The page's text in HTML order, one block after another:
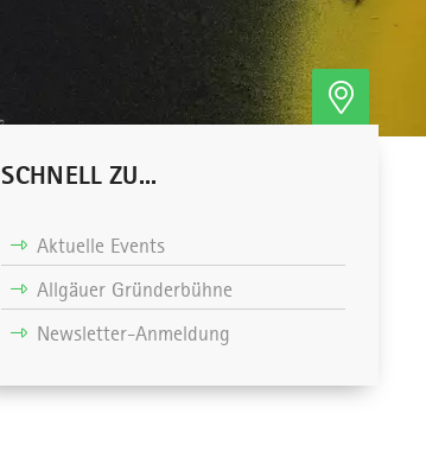
SCHNELL ZU...
Aktuelle Events
Allgäuer Gründerbühne
Newsletter-Anmeldung